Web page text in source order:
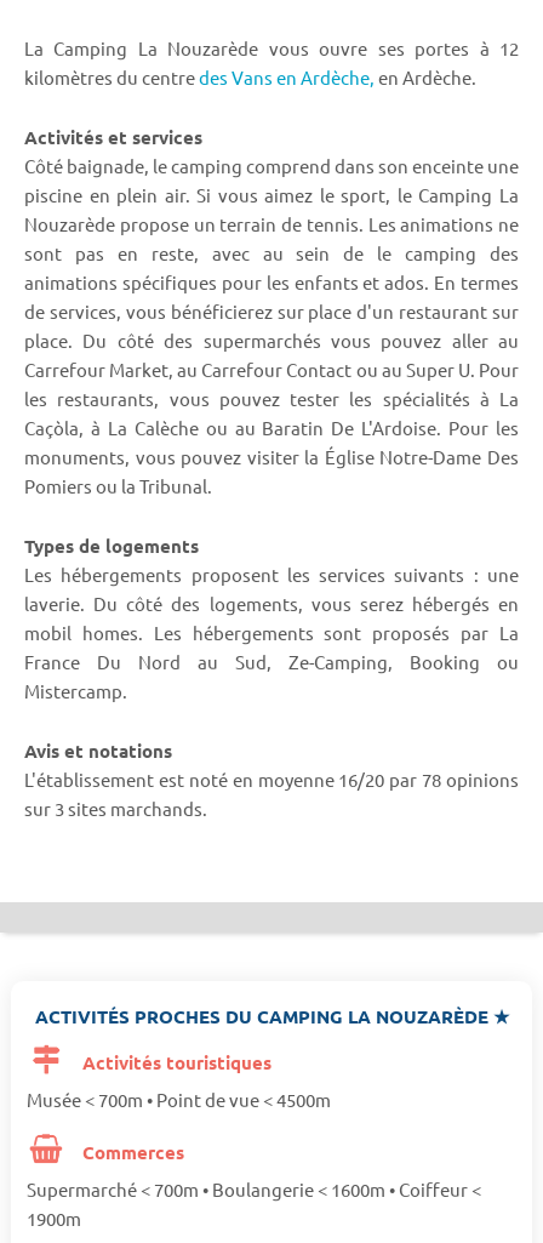
La Camping La Nouzarède vous ouvre ses portes à 12
kilomètres du centredes Vans en Ardèche, en Ardèche.
Activités et services
Côté baignade, le camping comprend dans son enceinte une
piscine en plein air. Si vous aimez le sport, le Camping La
Nouzarède propose un terrain de tennis. Les animations ne
sont pas en reste, avec au sein de le camping des
animations spécifiques pour les enfants et ados. En termes
de services, vous bénéficierez sur place d'un restaurant sur
place. Du côté des supermarchés vous pouvez aller au
Carrefour Market, au Carrefour Contact ou au Super U. Pour
les restaurants, vous pouvez tester les spécialités à La
Caçòla, à La Calèche ou au Baratin De L'Ardoise. Pour les
monuments, vous pouvez visiter la Église Notre-Dame Des
Pomiers ou la Tribunal.
Types de logements
Les hébergements proposent les services suivants : une
laverie. Du côté des logements, vous serez hébergés en
mobil homes. Les hébergements sont proposés par La
France Du Nord au Sud, Ze-Camping, Booking ou
Mistercamp.
Avis et notations
L'établissement est noté en moyenne 16/20 par 78 opinions
sur 3 sites marchands.
ACTIVITÉS PROCHES DU CAMPING LA NOUZARÈDE ★
Activités touristiques
Musée < 700m • Point de vue < 4500m
Commerces
Supermarché < 700m • Boulangerie < 1600m • Coiffeur <
1900m